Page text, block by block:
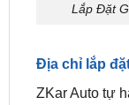
Địa chỉ lắp
đặt giá nóc ô
cung cấp đầy